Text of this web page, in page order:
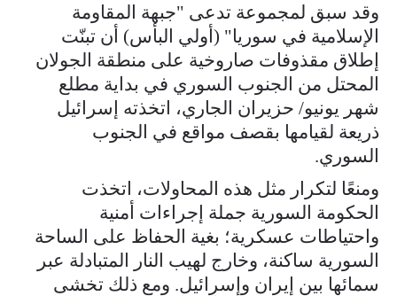
وقد سبق لمجموعة تدعى "جبهة المقاومة
الإسلامية في سوريا" (أولي البأس) أن تبنّت
إطلاق مقذوفات صاروخية على منطقة الجولان
المحتل من الجنوب السوري في بداية مطلع
شهر يونيو/ حزيران الجاري، اتخذته إسرائيل
ذريعة لقيامها بقصف مواقع في الجنوب
السوري.
ومنعًا لتكرار مثل هذه المحاولات، اتخذت
الحكومة السورية جملة إجراءات أمنية
واحتياطات عسكرية؛ بغية الحفاظ على الساحة
السورية ساكنة، وخارج لهيب النار المتبادلة عبر
سمائها بين إيران وإسرائيل. ومع ذلك تخشى